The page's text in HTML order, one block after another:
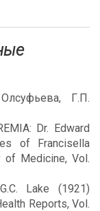
Г.П.
Dr. Edward
of Francisella
of Medicine, Vol.
Lake (1921)
Reports, Vol.